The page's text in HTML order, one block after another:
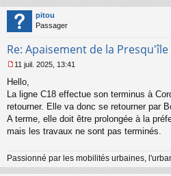
n
o
l
u
pitou
Passager
Re: Apaisement de la Presqu'île
e
s
s
g
e
11 juil. 2025, 13:41
Hello,
La ligne C18 effectue son terminus à
retourner. Elle va donc se retourner par
A terme, elle doit être prolongée à la
mais les travaux ne sont pas terminés.
Passionné par les mobilités urbaines,